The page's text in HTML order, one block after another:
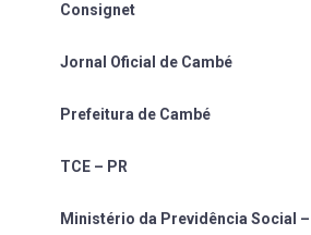
Consignet
Jornal Oficial de Cambé
Prefeitura de Cambé
TCE – PR
Ministério da Previdência Social –